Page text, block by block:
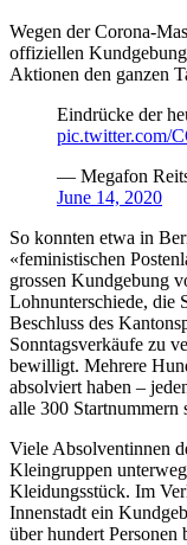
Wegen der Corona-
offiziellen
Aktionen den ganzen
Eindrücke der
pic.twitter.com/
— Megafon
June 14, 2020
So konnten etwa in
«feministischen
grossen Kundgebung
Lohnunterschiede, die
Beschluss des
Sonntagsverkäufe zu
bewilligt. Mehrere
absolviert haben –
alle 300 Startnummern
Viele Absolventinnen
Kleingruppen
Kleidungsstück. Im
Innenstadt ein
über hundert Personen